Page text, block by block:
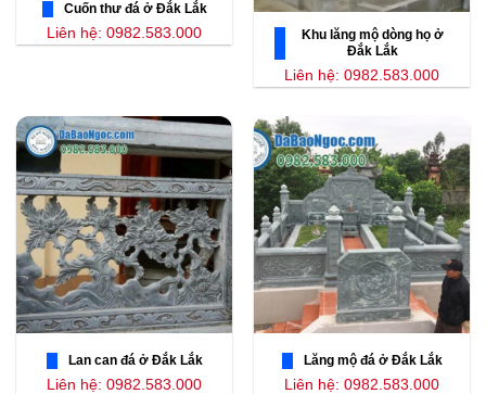
Cuốn thư đá ở Đắk Lắk
Liên hệ: 0982.583.000
Khu lăng mộ dòng họ ở
Đắk Lắk
Liên hệ: 0982.583.000
Lan can đá ở Đắk Lắk
Liên hệ: 0982.583.000
Lăng mộ đá ở Đắk Lắk
Liên hệ: 0982.583.000